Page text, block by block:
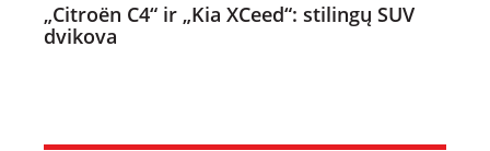
„Citroën C4“ ir „Kia XCeed“: stilingų SUV
dvikova